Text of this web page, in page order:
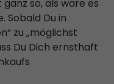
so, als wäre es
Sobald Du in
zu „möglichst
Du Dich ernsthaft
oder Publishern
anzuzeigen. Sie tun
hinweg verfolgen.